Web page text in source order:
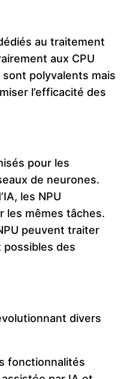
au traitement
aux CPU
polyvalents mais
l’efficacité des
pour les
de neurones.
les NPU
les mêmes tâches.
peuvent traiter
des
divers
fonctionnalités